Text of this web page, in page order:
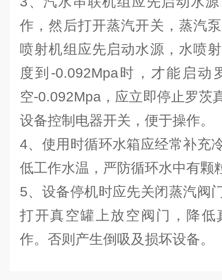
作，然后打开蒸汽开关，蒸汽
喷射机组应先启动水源，水喷
度到-0.092Mpa时，才能启动
空-0.092Mpa，应立即停止罗茨
设备控制电器开关，便于操作。
4、使用时循环水箱应经常补充
低工作水温，严防循环水中有颗
5、设备停机时应先关闭蒸汽阀
打开真空罐上放空阀门，降低
作。否则产生倒吸及损坏设备。